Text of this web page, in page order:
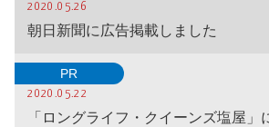
2020.05.26
朝日新聞に広告掲載しました
PR
2020.05.22
「ロングライフ・クイーンズ塩屋」